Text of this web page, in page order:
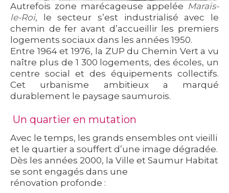
Autrefois zone marécageuse appelée Marais-
le-Roi, le secteur s’est industrialisé avec le
chemin de fer avant d’accueillir les premiers
logements sociaux dans les années 1950.
Entre 1964 et 1976, la ZUP du Chemin Vert a vu
naître plus de 1 300 logements, des écoles, un
centre social et des équipements collectifs.
Cet urbanisme ambitieux a marqué
durablement le paysage saumurois.
Un quartier en mutation
Avec le temps, les grands ensembles ont vieilli
et le quartier a souffert d’une image dégradée.
Dès les années 2000, la Ville et Saumur Habitat
se sont engagés dans une
rénovation profonde :